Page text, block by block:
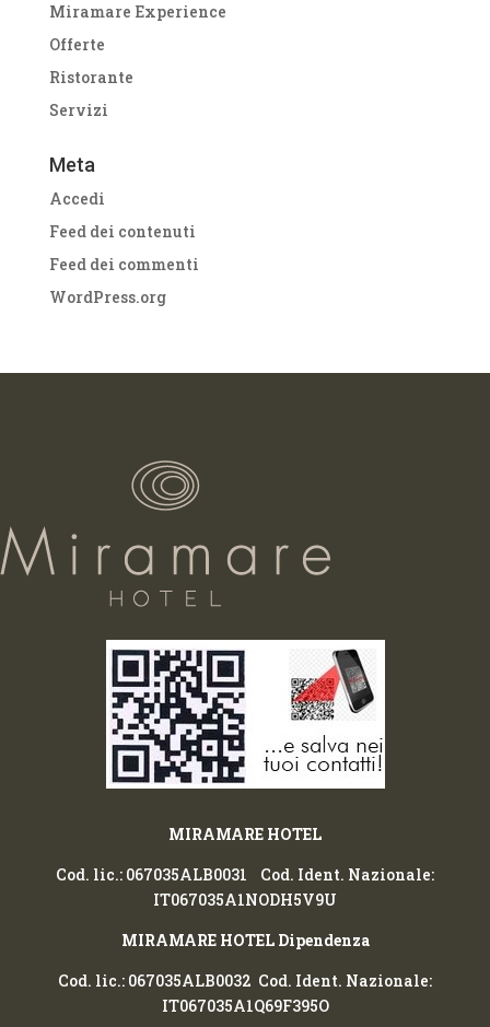
Miramare Experience
Offerte
Ristorante
Servizi
Meta
Accedi
Feed dei contenuti
Feed dei commenti
WordPress.org
MIRAMARE HOTEL
Cod. lic.: 067035ALB0031 Cod. Ident. Nazionale:
IT067035A1NODH5V9U
MIRAMARE HOTEL Dipendenza
Cod. lic.: 067035ALB0032 Cod. Ident. Nazionale:
IT067035A1Q69F395O